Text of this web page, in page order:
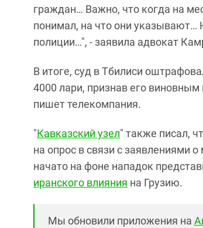
граждан… Важно, что когда на
понимал, на что они указывают…
полиции…", - заявила адвокат
В итоге, суд в Тбилиси
4000 лари, признав его
пишет телекомпания.
"Кавказский узел" также писал,
на опрос в связи с заявлениями
начато на фоне нападок
иранского влияния на Грузию.
Мы обновили приложения на